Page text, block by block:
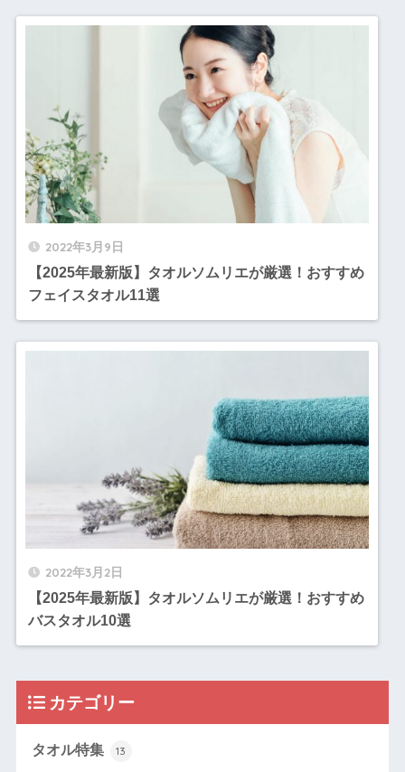
2022年3月9日
【2025年最新版】タオルソムリエが厳選！おすすめ
フェイスタオル11選
2022年3月2日
【2025年最新版】タオルソムリエが厳選！おすすめ
バスタオル10選
カテゴリー
タオル特集 13